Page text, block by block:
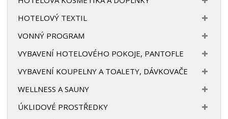
HOTELOVÝ TEXTIL
VONNÝ PROGRAM
VYBAVENÍ HOTELOVÉHO POKOJE, PANTOFLE
VYBAVENÍ KOUPELNY A TOALETY, DÁVKOVAČE
WELLNESS A SAUNY
ÚKLIDOVÉ PROSTŘEDKY